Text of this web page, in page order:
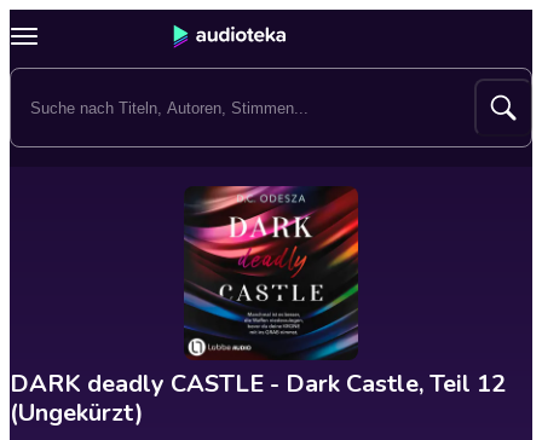
DARK deadly CASTLE - Dark Castle, Teil 12
(Ungekürzt)